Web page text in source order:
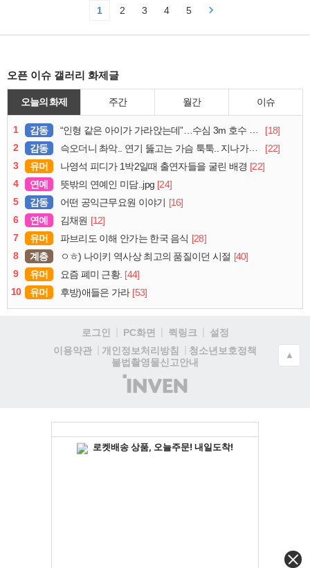
1 2 3 4 5
오픈 이슈 갤러리 화제글
오늘의 화제 주간 월간 이슈
1 감동 “인형 같은 아이가 가라앉는데”…수심 3m 호수 뛰어든 60대 의인
[18]
2
감동 슥오더니 촤악.. 연기 뚫고는 가슴 툭툭.. 지나가던 아재의 정체
[22]
3
유머 나영석 피디가 1박2일때 출연자들을 굴린 배경 [22]
4
연예 뜻밖의 연예인 미담..jpg [24]
5
감동 어떤 공익근무요원 이야기
[16]
6
연예 김채원 [12]
7
유머 파브리도 이해 안가는 한국 음식 [28]
8
계층 ㅇㅎ) 나이키 역사상 최고의 품질이던 시절 [40]
9
유머 요즘 폐미 근황. [44]
10
유머 후방)애들은 가라 [53]
로그인 PC화면 퀵링크
설정
이용약관
개인정보처리방침
청소년보호정책
불법촬영물신고안내
(주)
인
▲